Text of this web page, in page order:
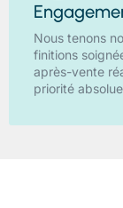
Nous tenons
finitions
après-vente
priorité